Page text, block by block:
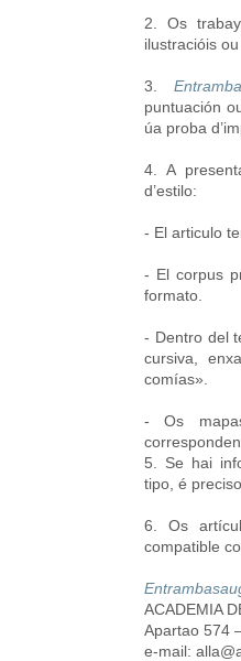
2. Os
ilustracióis
3.
puntuación
úa proba
4. A
d’estilo:
- El articulo
- El corpus
formato.
- Dentro del
cursiva,
comías».
- Os
5. Se hai
tipo, é
6. Os
compatible
ACADEMIA
Apartao 574
e-mail: